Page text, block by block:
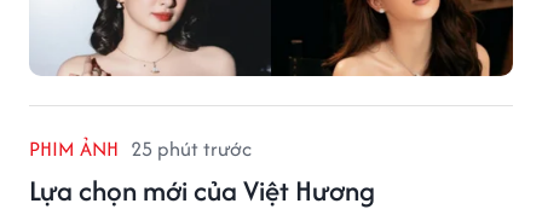
PHIM ẢNH 25 phút trước
Lựa chọn mới của Việt Hương